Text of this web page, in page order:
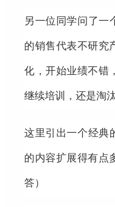
另一位同学问了一
的销售代表不研究
化，开始业绩不错
继续培训，还是淘
这里引出一个经典
的内容扩展得有点
答）